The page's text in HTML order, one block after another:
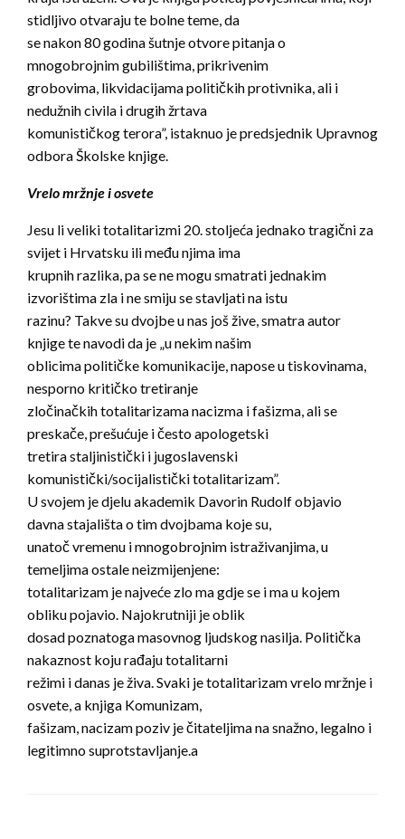
stidljivo otvaraju te bolne teme, da
se nakon 80 godina šutnje otvore pitanja o
mnogobrojnim gubilištima, prikrivenim
grobovima, likvidacijama političkih protivnika, ali i
nedužnih civila i drugih žrtava
komunističkog terora”, istaknuo je predsjednik Upravnog
odbora Školske knjige.
Vrelo mržnje i osvete
Jesu li veliki totalitarizmi 20. stoljeća jednako tragični za
svijet i Hrvatsku ili među njima ima
krupnih razlika, pa se ne mogu smatrati jednakim
izvorištima zla i ne smiju se stavljati na istu
razinu? Takve su dvojbe u nas još žive, smatra autor
knjige te navodi da je „u nekim našim
oblicima političke komunikacije, napose u tiskovinama,
nesporno kritičko tretiranje
zločinačkih totalitarizama nacizma i fašizma, ali se
preskače, prešućuje i često apologetski
tretira staljinistički i jugoslavenski
komunistički/socijalistički totalitarizam”.
U svojem je djelu akademik Davorin Rudolf objavio
davna stajališta o tim dvojbama koje su,
unatoč vremenu i mnogobrojnim istraživanjima, u
temeljima ostale neizmijenjene:
totalitarizam je najveće zlo ma gdje se i ma u kojem
obliku pojavio. Najokrutniji je oblik
dosad poznatoga masovnog ljudskog nasilja. Politička
nakaznost koju rađaju totalitarni
režimi i danas je živa. Svaki je totalitarizam vrelo mržnje i
osvete, a knjiga Komunizam,
fašizam, nacizam poziv je čitateljima na snažno, legalno i
legitimno suprotstavljanje.a